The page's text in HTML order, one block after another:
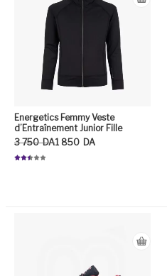
Energetics Femmy Veste
d’Entraînement Junior Fille
3 750 DA
Le prix initial était : 3 750DA.
1 850 DA
Le prix actuel est : 1 850DA.